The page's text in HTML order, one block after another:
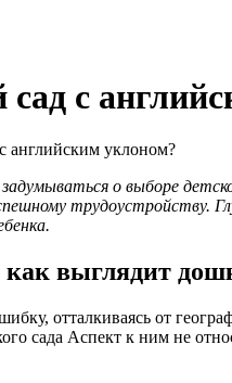
с
английским уклоном?
о выборе
трудоустройству.
выглядит
отталкиваясь от
сада Аспект к ним не